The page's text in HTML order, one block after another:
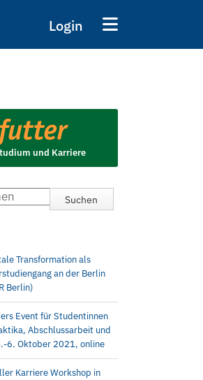
Login
und Karriere
Transformation als
an der Berlin
Berlin)
Event für Studentinnen
Abschlussarbeit und
6. Oktober 2021, online
Karriere Workshop in